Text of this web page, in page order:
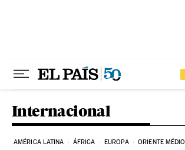
Internacional
AMÉRICA LATINA ÁFRICA EUROPA ORIENTE MÉDIO